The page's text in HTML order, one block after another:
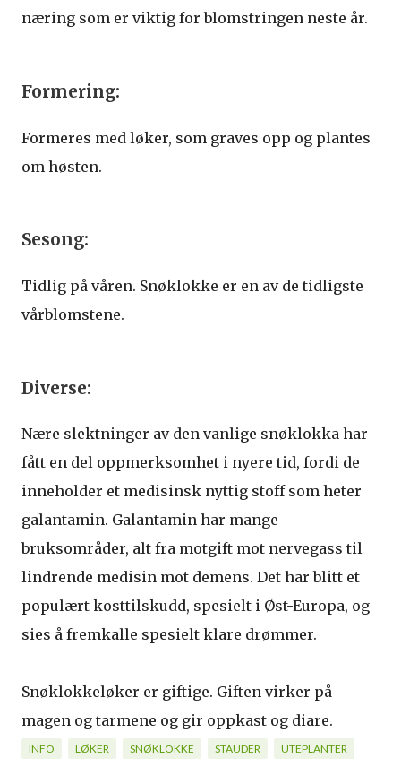
næring som er viktig for blomstringen neste år.
Formering:
Formeres med løker, som graves opp og plantes
om høsten.
Sesong:
Tidlig på våren. Snøklokke er en av de tidligste
vårblomstene.
Diverse:
Nære slektninger av den vanlige snøklokka har
fått en del oppmerksomhet i nyere tid, fordi de
inneholder et medisinsk nyttig stoff som heter
galantamin. Galantamin har mange
bruksområder, alt fra motgift mot nervegass til
lindrende medisin mot demens. Det har blitt et
populært kosttilskudd, spesielt i Øst-Europa, og
sies å fremkalle spesielt klare drømmer.
Snøklokkeløker er giftige. Giften virker på
magen og tarmene og gir oppkast og diare.
INFO LØKER SNØKLOKKE STAUDER UTEPLANTER